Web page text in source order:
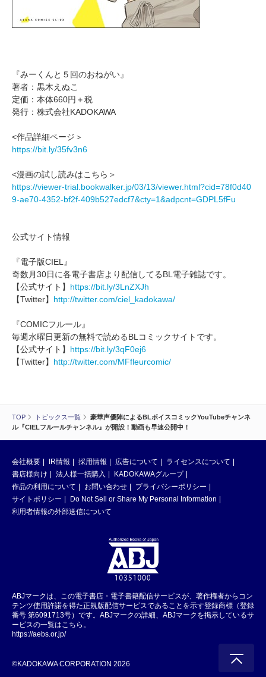
TOP トピックス一覧
豪華声優陣によるBLボイスコミックYouTubeチャンネ
ル『CIELフルールチャンネル』が開設！動画も早速公開中！
『みーくんと５回のおねがい』
著者：黒木えぬこ
定価：本体660円＋税
発行：株式会社KADOKAWA
<作品詳細ページ＞
https://bit.ly/35fv3n6
<漫画の試し読みはこちら＞
https://viewer-trial.bookwalker.jp/03/13/viewer.html?cid=78f0d40
9-ae70-4352-bf2f-409b527edcf7&cty=1&adpcnt=GDPL5fFu
公式サイト情報
『電子版CIEL』
奇数月30日に各電子書店より配信してるBL電子雑誌です。
【公式サイト】 https://bit.ly/3LnZXJh
【Twitter】 http://twitter.com/ciel_kadokawa/
『COMICフルール』
毎週水曜日更新の無料で読めるBLコミックサイトです。
【公式サイト】 https://bit.ly/3qF0ej6
【Twitter】 http://twitter.com/MFfleurcomic/
会社概要 IR情報 採用情報 広告について
ライセンスについて
書店様向け
法人様一括購入
KADOKAWAグループ
作品の利用について
お問い合わせ
プライバシーポリシー
サイトポリシー
Do Not Sell or Share My Personal Information
利用者情報の外部送信について
ABJマークは、この電子書店・電子書籍配信サービスが、著作権者からコン
テンツ使用許諾を得た正規版配信サービスであることを示す登録商標（登録
番号 第6091713号）です。ABJマークの詳細、ABJマークを掲示しているサ
ービスの一覧はこちら。
https://aebs.or.jp/
©KADOKAWA CORPORATION 2026